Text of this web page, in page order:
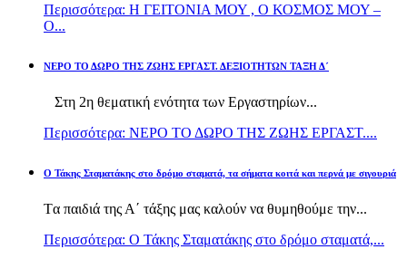
Περισσότερα: Η ΓΕΙΤΟΝΙΑ ΜΟΥ , Ο ΚΟΣΜΟΣ ΜΟΥ –
Ο...
ΝΕΡΟ ΤΟ ΔΩΡΟ ΤΗΣ ΖΩΗΣ ΕΡΓΑΣΤ. ΔΕΞΙΟΤΗΤΩΝ ΤΑΞΗ Δ΄
Στη 2η θεματική ενότητα των Εργαστηρίων...
Περισσότερα: ΝΕΡΟ ΤΟ ΔΩΡΟ ΤΗΣ ΖΩΗΣ ΕΡΓΑΣΤ....
Ο Τάκης Σταματάκης στο δρόμο σταματά, τα σήματα κοιτά και περνά με σιγουριά
Τα παιδιά της Α΄ τάξης μας καλούν να θυμηθούμε την...
Περισσότερα: Ο Τάκης Σταματάκης στο δρόμο σταματά,...